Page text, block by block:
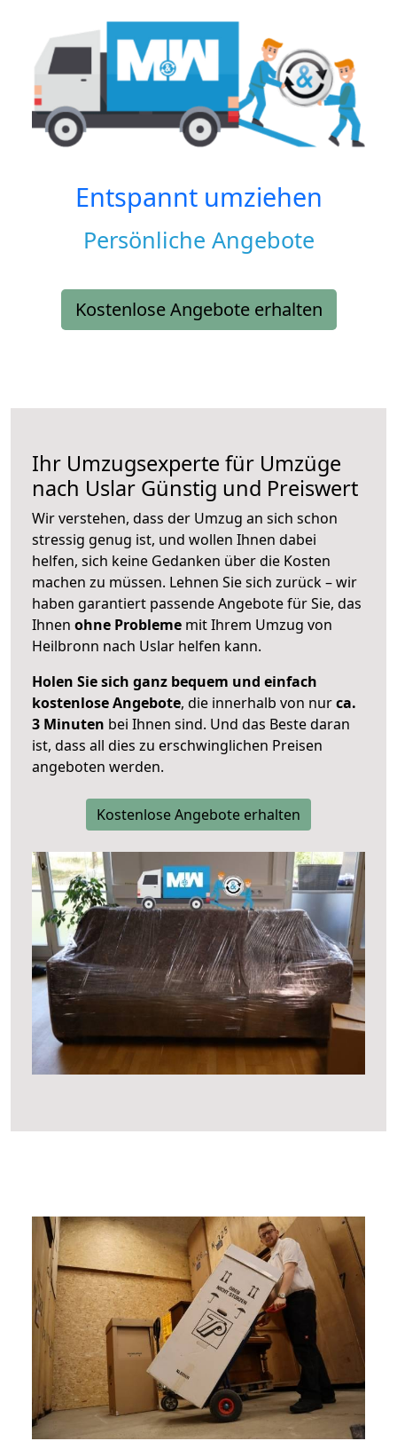
Entspannt umziehen
Persönliche Angebote
Kostenlose Angebote erhalten
Ihr Umzugsexperte für Umzüge
nach Uslar Günstig und Preiswert
Wir verstehen, dass der Umzug an sich schon
stressig genug ist, und wollen Ihnen dabei
helfen, sich keine Gedanken über die Kosten
machen zu müssen. Lehnen Sie sich zurück – wir
haben garantiert passende Angebote für Sie, das
Ihnen ohne Probleme mit Ihrem Umzug von
Heilbronn nach Uslar helfen kann.
Holen Sie sich ganz bequem und einfach
kostenlose Angebote, die innerhalb von nurca.
3 Minuten bei Ihnen sind. Und das Beste daran
ist, dass all dies zu erschwinglichen Preisen
angeboten werden.
Kostenlose Angebote erhalten